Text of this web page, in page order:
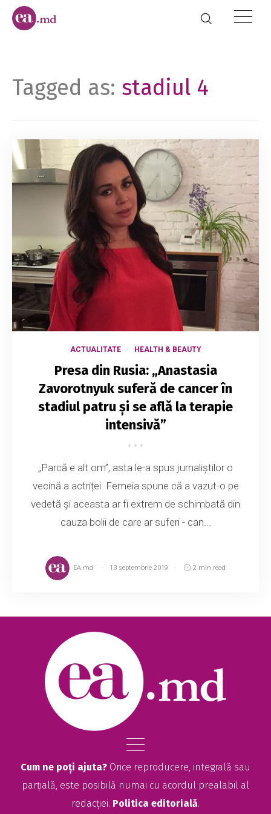
Tagged as: stadiul 4
ACTUALITATE HEALTH & BEAUTY
Presa din Rusia: „Anastasia
Zavorotnyuk suferă de cancer în
stadiul patru și se află la terapie
intensivă”
„Parcă e alt om”, asta le-a spus jurnaliștilor o
vecină a actriței. Femeia spune că a vazut-o pe
vedetă și aceasta ar fi extrem de schimbată din
cauza bolii de care ar suferi - can...
EA.md 13 septembrie 2019 2 min read
Cum ne poți ajuta? Orice reproducere, integrală sau
parțială, este posibilă numai cu acordul prealabil al
redacției. Politica editorială.